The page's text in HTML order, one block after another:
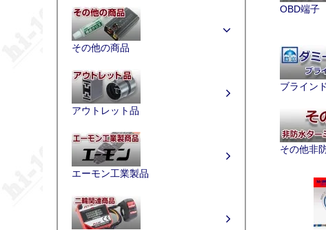
OBD端子
ブライン
その他非
その他の商品
アウトレット品
エーモン工業製品